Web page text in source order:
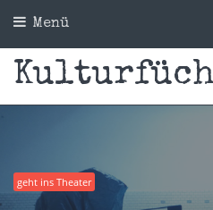
Menü
geht ins Theater